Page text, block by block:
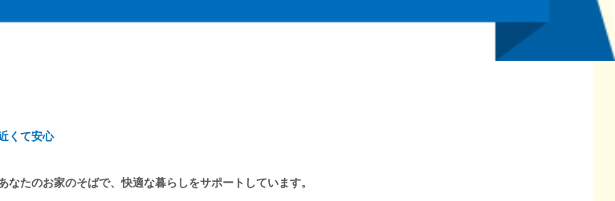
くて安心
なたのお家のそばで、快適な暮らしをサポートしています。